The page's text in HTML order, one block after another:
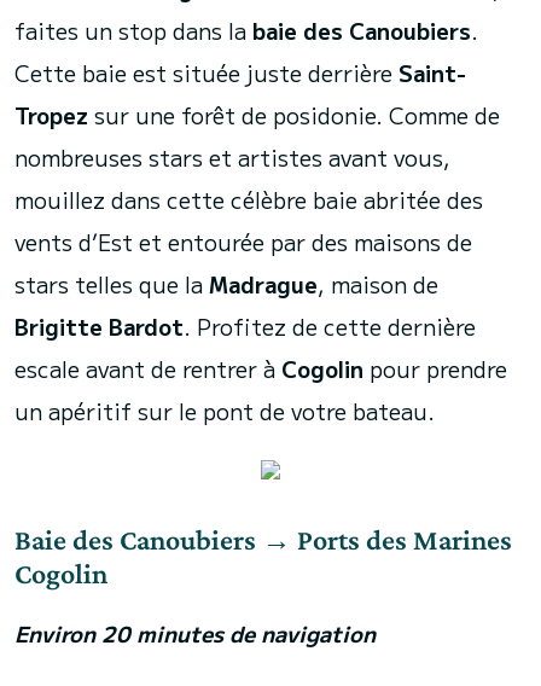
faites un stop dans la baie des Canoubiers.
Cette baie est située juste derrière Saint-
Tropez sur une forêt de posidonie. Comme de
nombreuses stars et artistes avant vous,
mouillez dans cette célèbre baie abritée des
vents d’Est et entourée par des maisons de
stars telles que laMadrague, maison de
Brigitte Bardot. Profitez de cette dernière
escale avant de rentrer à Cogolin pour prendre
un apéritif sur le pont de votre bateau.
Baie des Canoubiers → Ports des Marines
Cogolin
Environ 20 minutes de navigation